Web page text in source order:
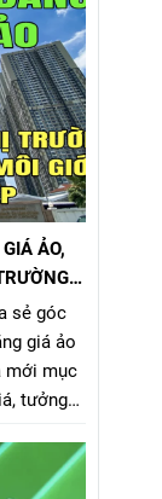
thông
trường
ẢO,
GIỚI
sẻ góc
giá ảo
mới mục
tưởng
tranh về
cho chủ